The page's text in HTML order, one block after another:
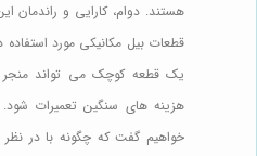
هستند. دوام، کارایی و راندمان
قطعات بیل مکانیکی مورد
یک قطعه کوچک می تواند منجر
هزینه های سنگین تعمیرات شود.
خواهیم گفت که چگونه با در نظر